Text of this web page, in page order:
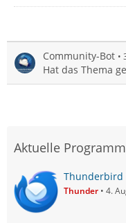
Community-Bot
Hat das Thema
Aktuelle
Thunderbird
Thunder 4.